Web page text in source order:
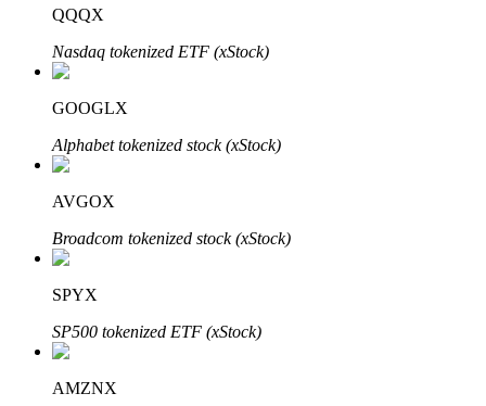
Automatyczna inwestycja
Zdobądź długoterminowy zysk i elastyczne zainteresowania
QQQX
Nasdaq tokenized ETF (xStock)
GOOGLX
Alphabet tokenized stock (xStock)
AVGOX
Broadcom tokenized stock (xStock)
SPYX
SP500 tokenized ETF (xStock)
AMZNX